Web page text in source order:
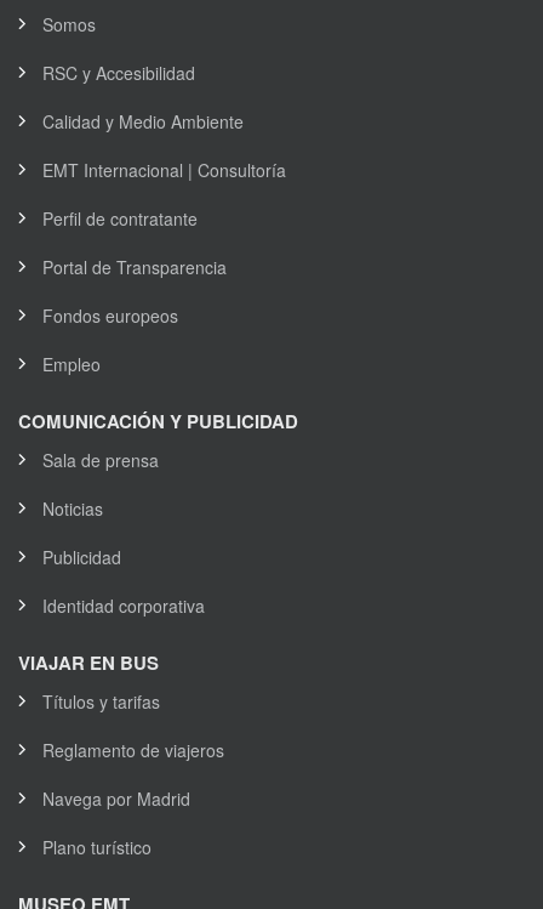
Somos
RSC y Accesibilidad
Calidad y Medio Ambiente
EMT Internacional | Consultoría
Perfil de contratante
Portal de Transparencia
Fondos europeos
Empleo
COMUNICACIÓN Y PUBLICIDAD
Sala de prensa
Noticias
Publicidad
Identidad corporativa
VIAJAR EN BUS
Títulos y tarifas
Reglamento de viajeros
Navega por Madrid
Plano turístico